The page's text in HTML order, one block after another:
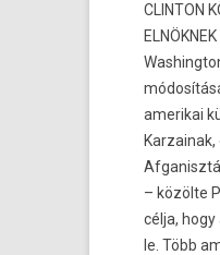
CLIN­TON
ELNÖKNEK
amerikai
– közölte
célja,
le. Több